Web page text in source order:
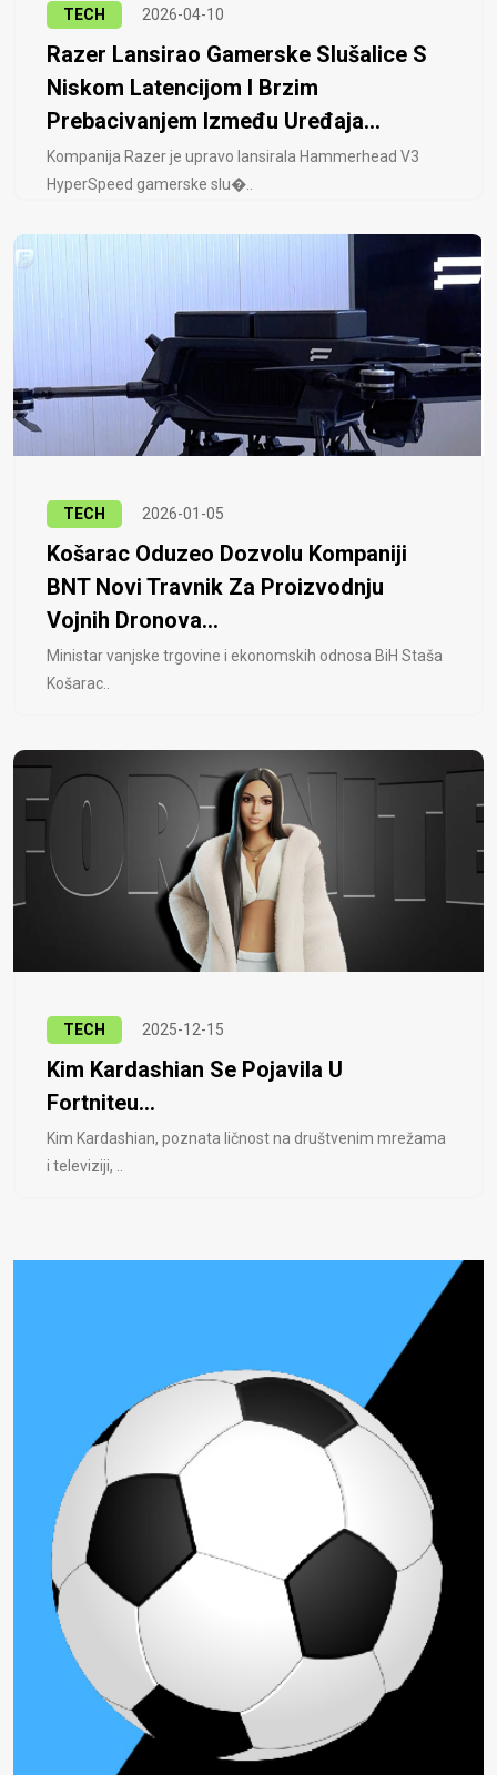
TECH 2026-04-10
Razer Lansirao Gamerske Slušalice S
Niskom Latencijom I Brzim
Prebacivanjem Između Uređaja...
Kompanija Razer je upravo lansirala Hammerhead V3
HyperSpeed ​​gamerske slu�..
TECH 2026-01-05
Košarac Oduzeo Dozvolu Kompaniji
BNT Novi Travnik Za Proizvodnju
Vojnih Dronova...
Ministar vanjske trgovine i ekonomskih odnosa BiH Staša
Košarac..
TECH 2025-12-15
Kim Kardashian Se Pojavila U
Fortniteu...
Kim Kardashian, poznata ličnost na društvenim mrežama
i televiziji, ..